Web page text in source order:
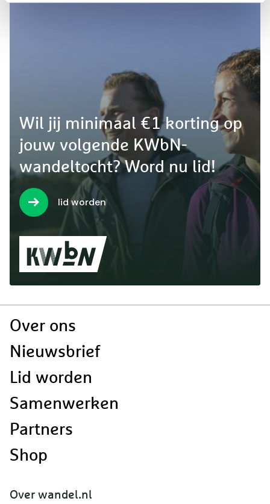
Wil jij minimaal €1 korting op
jouw volgende KWbN-
wandeltocht? Word nu lid!
lid worden
Doormat
Over ons
Nieuwsbrief
Lid worden
Samenwerken
Partners
Shop
Over wandel.nl